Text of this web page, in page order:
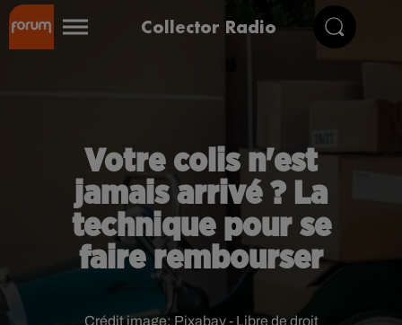
Collector Radio
Votre colis n'est
jamais arrivé ? La
technique pour se
faire rembourser
Crédit image: Pixabay - Libre de droit